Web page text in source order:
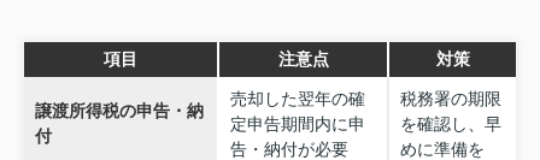
項目 注意点 対策
譲渡所得税の申告・納
付
売却した翌年の確
定申告期間内に申
告・納付が必要
税務署の期限
を確認し、早
めに準備を